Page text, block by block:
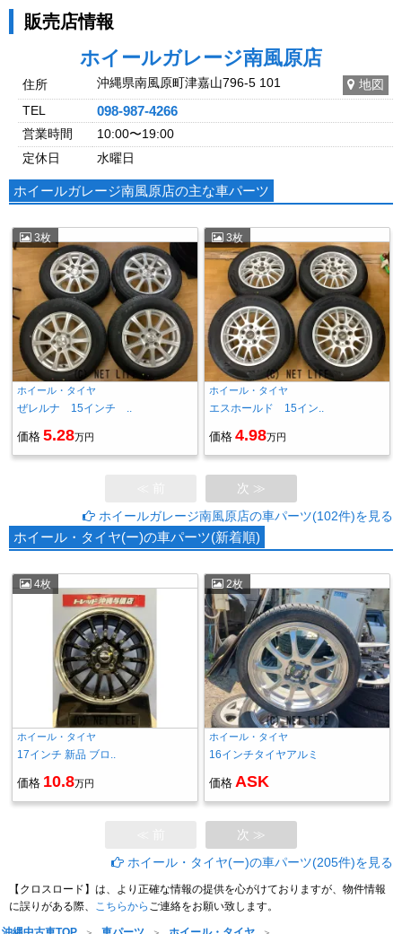
販売店情報
ホイールガレージ南風原店
住所 沖縄県南風原町津嘉山796-5 101
地図
TEL
098-987-4266
営業時間
10:00〜19:00
定休日
水曜日
ホイールガレージ南風原店の主な車パーツ
3枚
ホイール・タイヤ
ぜレルナ 15インチ ..
価格 5.28万円
3枚
ホイール・タイヤ
エスホールド 15イン..
価格 4.98万円
次 ≫
ホイールガレージ南風原店の車パーツ(102件)を見る
ホイール・タイヤ(ー)の車パーツ(新着順)
4枚
ホイール・タイヤ
17インチ 新品 ブロ..
価格 10.8万円
2枚
ホイール・タイヤ
16インチタイヤアルミ
価格 ASK
次 ≫
ホイール・タイヤ(ー)の車パーツ(205件)を見る
【クロスロード】は、より正確な情報の提供を心がけておりますが、物件情報
に誤りがある際、 こちらから ご連絡をお願い致します。